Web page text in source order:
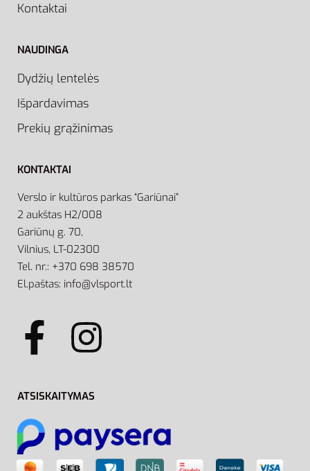
Kontaktai
NAUDINGA
Dydžių lentelės
Išpardavimas
Prekių grąžinimas
KONTAKTAI
Verslo ir kultūros parkas “Gariūnai”
2 aukštas H2/008
Gariūnų g. 70,
Vilnius, LT-02300
Tel. nr.: +370 698 38570
El.paštas: info@vlsport.lt
ATSISKAITYMAS